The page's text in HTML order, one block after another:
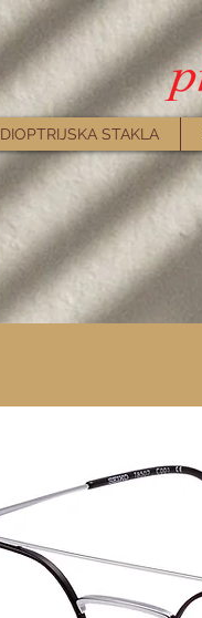
DIOPTRIJSKA STAKLA